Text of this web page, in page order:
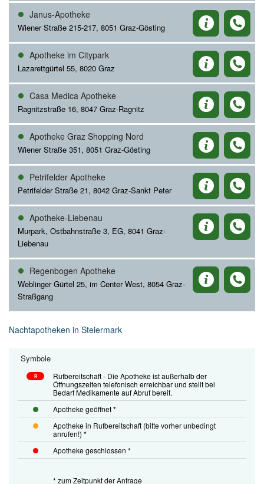
Janus-Apotheke
Wiener Straße 215-217, 8051 Graz-Gösting
Apotheke im Citypark
Lazarettgürtel 55, 8020 Graz
Casa Medica Apotheke
Ragnitzstraße 16, 8047 Graz-Ragnitz
Apotheke Graz Shopping Nord
Wiener Straße 351, 8051 Graz-Gösting
Petrifelder Apotheke
Petrifelder Straße 21, 8042 Graz-Sankt Peter
Apotheke-Liebenau
Murpark, Ostbahnstraße 3, EG, 8041 Graz-
Liebenau
Regenbogen Apotheke
Weblinger Gürtel 25, im Center West, 8054 Graz-
Straßgang
Nachtapotheken in Steiermark
Symbole
R
Rufbereitschaft - Die Apotheke ist außerhalb der
Öffnungszeiten telefonisch erreichbar und stellt bei
Bedarf Medikamente auf Abruf bereit.
Apotheke geöffnet *
Apotheke in Rufbereitschaft (bitte vorher unbedingt
anrufen!) *
Apotheke geschlossen *
* zum Zeitpunkt der Anfrage